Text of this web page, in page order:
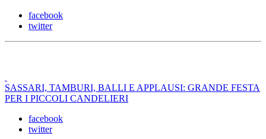
facebook
twitter
SASSARI, TAMBURI, BALLI E APPLAUSI: GRANDE FESTA
PER I PICCOLI CANDELIERI
facebook
twitter